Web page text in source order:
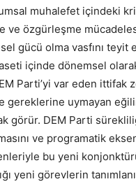
muhalefet içindeki
ve özgürleşme
gücü olma vasfını teyit
içinde dönemsel
Parti’yi var eden ittifak
gereklerine uymayan
görür. DEM Parti
ve programatik
bu yeni
yeni görevlerin